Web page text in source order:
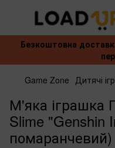
Безкоштовна
Game Zone Дитячі
М'яка іграшка
Slime "Genshin
помаранчевий)